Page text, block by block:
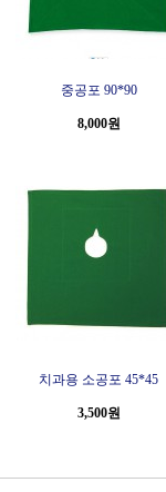
중공포 90*90
8,000원
치과용 소공포 45*45
3,500원